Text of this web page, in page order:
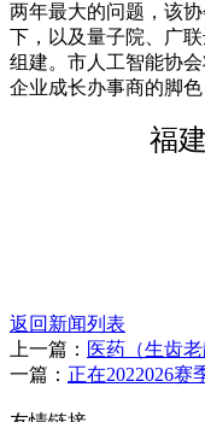
两年最大的问题，该
下，以及量子院、广
组建。市人工智能协
企业成长办事商的脚
福
返回新闻列表
上一篇： 医药（生齿
一篇： 正在2022026赛